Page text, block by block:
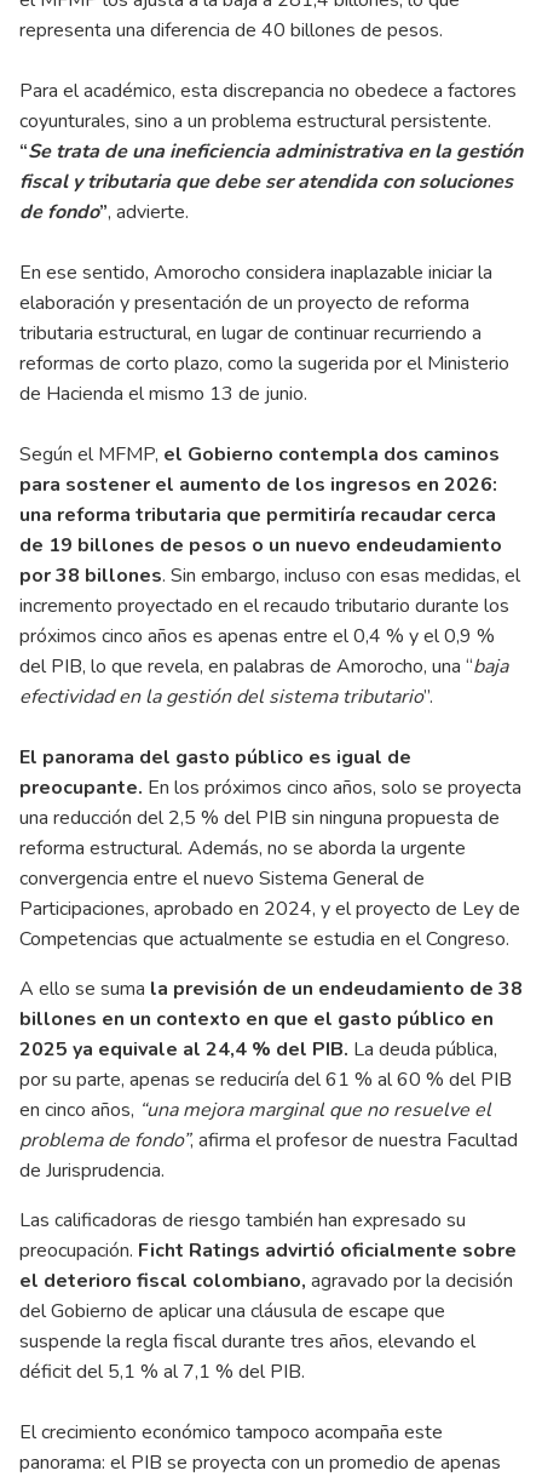
representa una diferencia de 40 billones de pesos.
Para el académico, esta discrepancia no obedece a factores
coyunturales, sino a un problema estructural persistente.
“Se trata de una ineficiencia administrativa en la gestión
fiscal y tributaria que debe ser atendida con soluciones
de fondo”, advierte.
En ese sentido, Amorocho considera inaplazable iniciar la
elaboración y presentación de un proyecto de reforma
tributaria estructural, en lugar de continuar recurriendo a
reformas de corto plazo, como la sugerida por el Ministerio
de Hacienda el mismo 13 de junio.
Según el MFMP, el Gobierno contempla dos caminos
para sostener el aumento de los ingresos en 2026:
una reforma tributaria que permitiría recaudar cerca
de 19 billones de pesos o un nuevo endeudamiento
por 38 billones. Sin embargo, incluso con esas medidas, el
incremento proyectado en el recaudo tributario durante los
próximos cinco años es apenas entre el 0,4 % y el 0,9 %
del PIB, lo que revela, en palabras de Amorocho, una “baja
efectividad en la gestión del sistema tributario”.
El panorama del gasto público es igual de
preocupante. En los próximos cinco años, solo se proyecta
una reducción del 2,5 % del PIB sin ninguna propuesta de
reforma estructural. Además, no se aborda la urgente
convergencia entre el nuevo Sistema General de
Participaciones, aprobado en 2024, y el proyecto de Ley de
Competencias que actualmente se estudia en el Congreso.
A ello se suma la previsión de un endeudamiento de 38
billones en un contexto en que el gasto público en
2025 ya equivale al 24,4 % del PIB. La deuda pública,
por su parte, apenas se reduciría del 61 % al 60 % del PIB
en cinco años, “una mejora marginal que no resuelve el
problema de fondo”, afirma el profesor de nuestra Facultad
de Jurisprudencia.
Las calificadoras de riesgo también han expresado su
preocupación. Ficht Ratings advirtió oficialmente sobre
el deterioro fiscal colombiano, agravado por la decisión
del Gobierno de aplicar una cláusula de escape que
suspende la regla fiscal durante tres años, elevando el
déficit del 5,1 % al 7,1 % del PIB.
El crecimiento económico tampoco acompaña este
panorama: el PIB se proyecta con un promedio de apenas